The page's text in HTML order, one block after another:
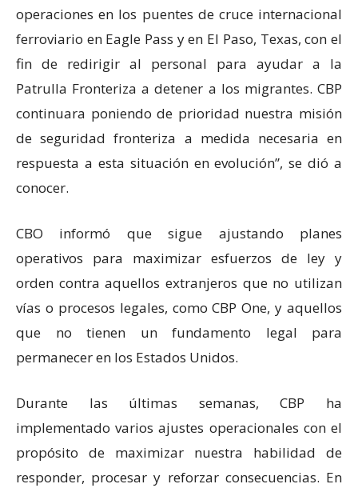
operaciones en los puentes de cruce internacional
ferroviario en Eagle Pass y en El Paso, Texas, con el
fin de redirigir al personal para ayudar a la
Patrulla Fronteriza a detener a los migrantes. CBP
continuara poniendo de prioridad nuestra misión
de seguridad fronteriza a medida necesaria en
respuesta a esta situación en evolución”, se dió a
conocer.
CBO informó que sigue ajustando planes
operativos para maximizar esfuerzos de ley y
orden contra aquellos extranjeros que no utilizan
vías o procesos legales, como CBP One, y aquellos
que no tienen un fundamento legal para
permanecer en los Estados Unidos.
Durante las últimas semanas, CBP ha
implementado varios ajustes operacionales con el
propósito de maximizar nuestra habilidad de
responder, procesar y reforzar consecuencias. En